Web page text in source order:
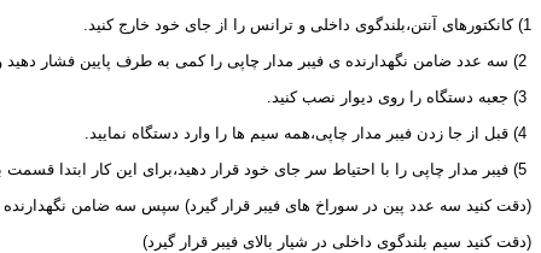
1) کانکتورهای آنتن،بلندگوی داخلی و ترانس را از جای خود خارج کنید.
(دقت کنید سه عدد پین در سوراخ های فیبر قرار گیرد) سپس سه ضامن نگهدارنده
(دقت کنید سیم بلندگوی داخلی در شیار بالای فیبر قرار گیرد)